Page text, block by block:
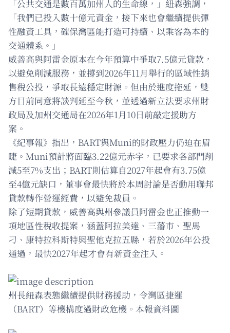
「公共交通是數百萬加州人的生命線，」紐森強調，
「我們已投入數十億元資金，接下來也會繼續提供彈
性融資工具，確保灣區能打造可持續、以乘客為本的
交通體系。」
威善高與阿雷金原本在今年預算中爭取7.5億元貸款，
以避免削減服務，並撐到2026年11月舉行的區域性銷
售稅公投，爭取長遠穩定財源。但由於進度拖延，雙
方目前同意將談判延至今秋，並透過新立法要求州財
政局及加州交通局在2026年1月10日前敲定援助方
案。
《紀事報》指出，BART與Muni的財政壓力仍迫在眉
睫。Muni預計將面臨3.22億元赤字，已要求各部門削
減5至7%支出；BART則估算自2027年起會有3.75億
至4億元缺口，董事會最快將於本周討論是否動用聯邦
貸款轉作營運經費，以避免裁員。
除了短期貸款，威善高與州參議員阿雷金也正推動一
項地區性稅收提案，涵蓋阿拉美達、三藩市、聖馬
刁、康特拉科斯特與聖他克拉五縣，若於2026年公投
通過，最快2027年起才會有新資金注入。
州長紐森表態繼續提供財務援助，令灣區捷運
（BART）等機構度過財政危機。本報資料圖